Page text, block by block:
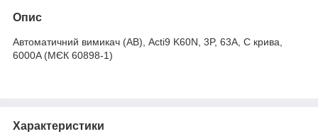
Опис
Автоматичний вимикач (АВ), Acti9 K60N, 3P, 63A, C крива,
6000A (МЄК 60898-1)
Характеристики